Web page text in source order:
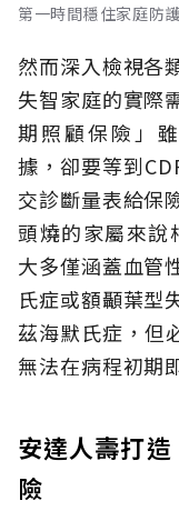
第一時間穩住家庭防
然而深入檢視各
失智家庭的實際
期照顧保險」
據，卻要等到
交診斷量表給保
頭燒的家屬來說
大多僅涵蓋血管
氏症或額顳葉型
茲海默氏症，但
無法在病程初期
安達人壽打
險